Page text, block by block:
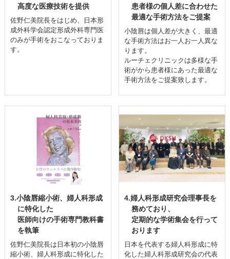
高度な医療技術を提供
佐野仁美院長をはじめ、日本形
成外科学会認定形成外科専門医
のみが手術をおこなっておりま
す。
患者様の個人差に合わせた
最適な手術方法をご提案
小陰唇は個人差が大きく、最適
な手術方法はお一人お一人異な
ります。
ルーチェクリニックは多様な手
術がから患者様にあった最適な
手術方法をご提案致します。
3.小陰唇縮小術、婦人科形成
に特化した
医師向けの手術専門教科書
を執筆
佐野仁美院長は日本初の小陰唇
縮小術、婦人科形成に特化した
4.婦人科形成研究会理事長を
務めており、
定期的な学術集会を行って
おります
日本を代表する婦人科形成に特
化した婦人科形成研究会の代表